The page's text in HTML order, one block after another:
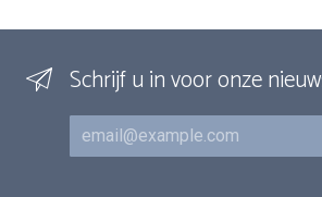
Schrijf u in voor onze
E-mail